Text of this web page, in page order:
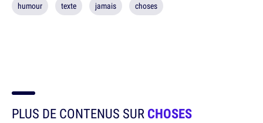
humour texte jamais choses
PLUS DE CONTENUS SURCHOSES